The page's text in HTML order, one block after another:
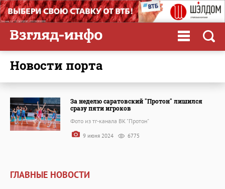
новости порта
За неделю саратовский "Протон" лишился
сразу пяти игроков
Фото из тг-канала ВК "Протон"
9 июня 2024 6775
ГЛАВНЫЕ НОВОСТИ